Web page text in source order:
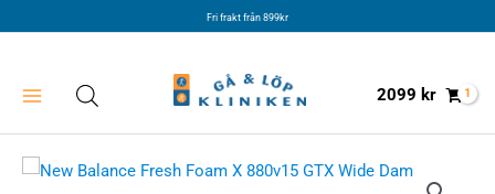
Fri frakt från 899kr
2099 kr